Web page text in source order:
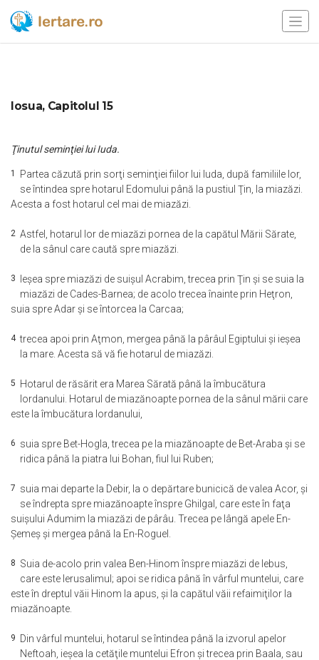
Iosua, Capitolul 15
Ţinutul seminţiei lui Iuda.
1 Partea căzută prin sorţi seminţiei fiilor lui Iuda, după familiile lor,
se întindea spre hotarul Edomului până la pustiul Ţin, la miazăzi.
Acesta a fost hotarul cel mai de miazăzi.
2 Astfel, hotarul lor de miazăzi pornea de la capătul Mării Sărate,
de la sânul care caută spre miazăzi.
3
Ieşea spre miazăzi de suişul Acrabim, trecea prin Ţin şi se suia la
miazăzi de Cades-Barnea; de acolo trecea înainte prin Heţron,
suia spre Adar şi se întorcea la Carcaa;
4trecea apoi prin Aţmon, mergea până la pârâul Egiptului şi ieşea
la mare. Acesta să vă fie hotarul de miazăzi.
5 Hotarul de răsărit era Marea Sărată până la îmbucătura
Iordanului. Hotarul de miazănoapte pornea de la sânul mării care
este la îmbucătura Iordanului,
6 suia spre Bet-Hogla, trecea pe la miazănoapte de Bet-Araba şi se
ridica până la piatra lui Bohan, fiul lui Ruben;
7 suia mai departe la Debir, la o depărtare bunicică de valea Acor, şi
se îndrepta spre miazănoapte înspre Ghilgal, care este în faţa
suişului Adumim la miazăzi de pârâu. Trecea pe lângă apele En-
Şemeş şi mergea până la En-Roguel.
8 Suia de-acolo prin valea Ben-Hinom înspre miazăzi de Iebus,
care este Ierusalimul; apoi se ridica până în vârful muntelui, care
este în dreptul văii Hinom la apus, şi la capătul văii refaimiţilor la
miazănoapte.
9 Din vârful muntelui, hotarul se întindea până la izvorul apelor
Neftoah, ieşea la cetăţile muntelui Efron şi trecea prin Baala, sau